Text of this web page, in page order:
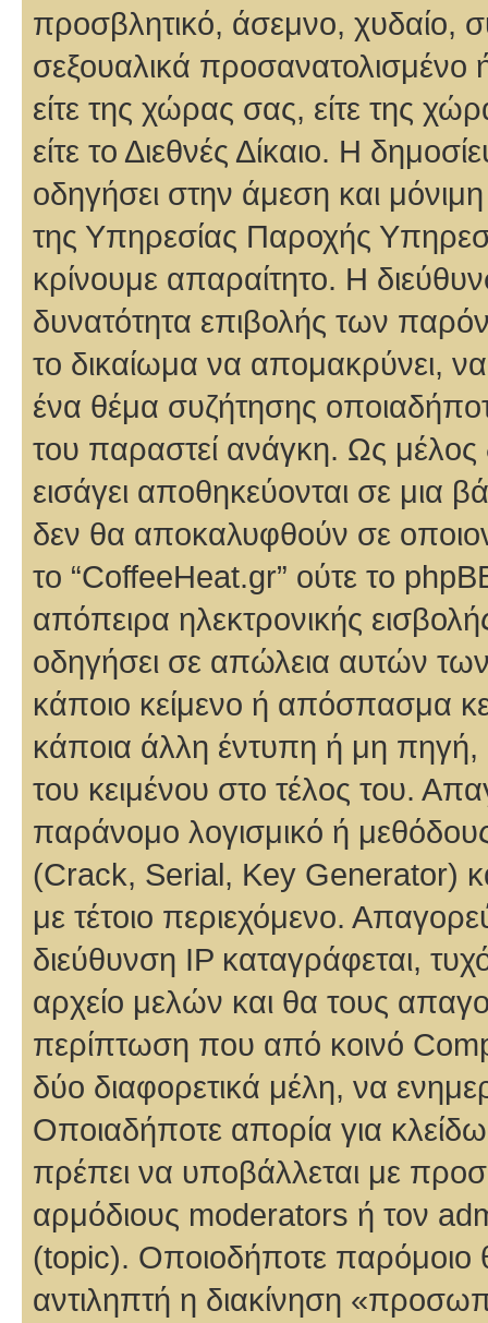
προσβλητικό, άσεμνο, χυδαίο,
σεξουαλικά προσανατολισμένο
είτε της χώρας σας, είτε της
είτε το Διεθνές Δίκαιο. Η
οδηγήσει στην άμεση και
της Υπηρεσίας Παροχής
κρίνουμε απαραίτητο. Η
δυνατότητα επιβολής των
το δικαίωμα να απομακρύνει, να
ένα θέμα συζήτησης
του παραστεί ανάγκη. Ως μέλος
εισάγει αποθηκεύονται σε μια
δεν θα αποκαλυφθούν σε
το “CoffeeHeat.gr” ούτε το
απόπειρα ηλεκτρονικής
οδηγήσει σε απώλεια αυτών
κάποιο κείμενο ή απόσπασμα
κάποια άλλη έντυπη ή μη πηγή,
του κειμένου στο τέλος του.
παράνομο λογισμικό ή
(Crack, Serial, Key Generator)
με τέτοιο περιεχόμενο.
διεύθυνση IP καταγράφεται,
αρχείο μελών και θα τους
περίπτωση που από κοινό
δύο διαφορετικά μέλη, να
Οποιαδήποτε απορία για
πρέπει να υποβάλλεται με
αρμόδιους moderators ή τον
(topic). Οποιοδήποτε παρόμοιο
αντιληπτή η διακίνηση